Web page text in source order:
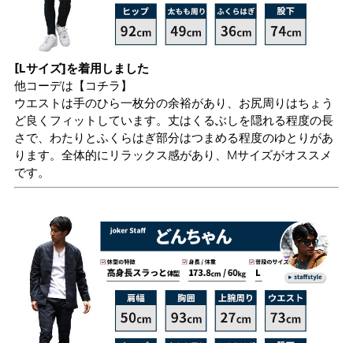
[Lサイズ]を着用しました
他コーデは 【コチラ】
ウエストは手のひら一枚分の余裕があり、お尻周りはちょう
ど良くフィットしています。丈はくるぶしを隠れる程度の長
さで、わたりとふくらはぎ部分はつまめる程度のゆとりがあ
ります。全体的にリラックス感があり、Mサイズがオススメ
です。